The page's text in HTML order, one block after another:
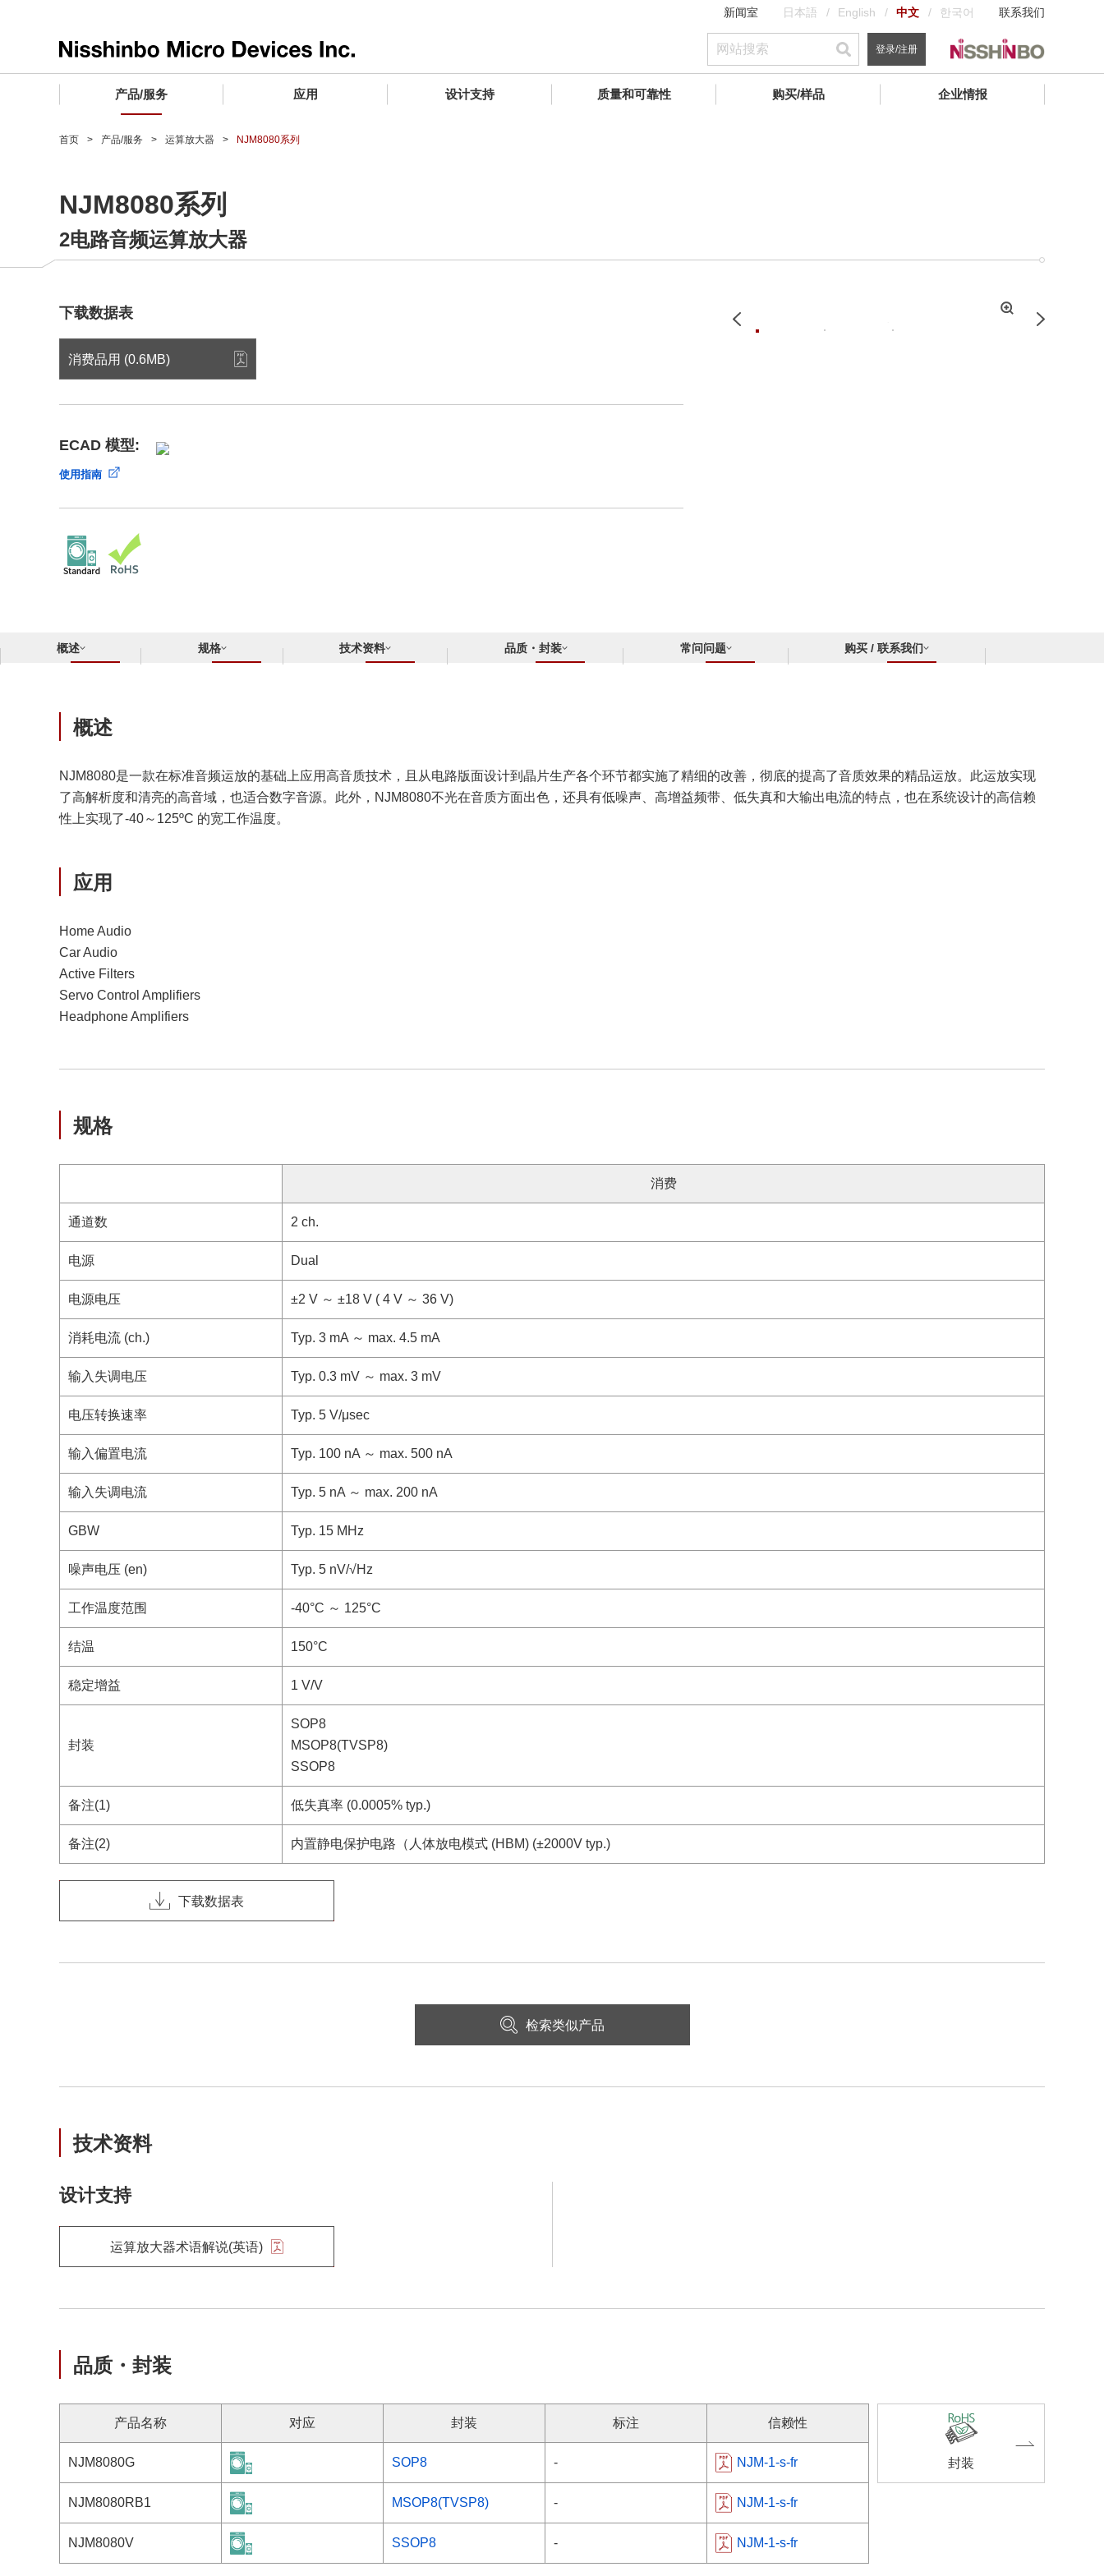
新闻室 日本語 English 中文 한국어 联系我们
登录/注册
产品/服务
微波产品
晶圆代工服务
应用
车载用IC
工业设备用IC
微波产品
设计支持
微波产品
寻找交叉参考产品
质量和可靠性
电子器件
微波产品
购买/样品
微波产品
企业情报
企业理念
公司简介
业务地点
CSR活动 (日本)
合规举报中心
了解⽇清纺微电⼦株式会社
首页 产品/服务 运算放大器 NJM8080系列
NJM8080系列
2电路音频运算放大器
下载数据表
消费品用 (0.6MB)
ECAD 模型:
使用指南
Previous Next
拡
概述 规格 技术资料 品质・封装 常问问题 购买 / 联系我们
概述
NJM8080是一款在标准音频运放的基础上应用高音质技术，且从电路版面设计到晶片生产各个环节都实施了精细的改善，彻底的提高了音质效果的精品运放。此运放实现
了高解析度和清亮的高音域，也适合数字音源。此外，NJM8080不光在音质方面出色，还具有低噪声、高增益频带、低失真和大输出电流的特点，也在系统设计的高信赖
性上实现了-40～125ºC 的宽工作温度。
应用
Home Audio
Car Audio
Active Filters
Servo Control Amplifiers
Headphone Amplifiers
规格
消费
通道数 2 ch.
电源 Dual
电源电压 ±2 V ～ ±18 V ( 4 V ～ 36 V)
消耗电流 (ch.) Typ. 3 mA ～ max. 4.5 mA
输入失调电压 Typ. 0.3 mV ～ max. 3 mV
电压转换速率 Typ. 5 V/μsec
输入偏置电流 Typ. 100 nA ～ max. 500 nA
输入失调电流 Typ. 5 nA ～ max. 200 nA
GBW Typ. 15 MHz
噪声电压 (en) Typ. 5 nV/√Hz
工作温度范围 -40°C ～ 125°C
结温 150°C
稳定增益 1 V/V
封装
SOP8
MSOP8(TVSP8)
SSOP8
备注(1) 低失真率 (0.0005% typ.)
备注(2) 内置静电保护电路（人体放电模式 (HBM) (±2000V typ.)
下载数据表
检索类似产品
技术资料
设计支持
运算放大器术语解说(英语)
品质・封装
产品名称 对应 封装 标注 信赖性
NJM8080G SOP8 - NJM-1-s-fr
NJM8080RB1 MSOP8(TVSP8) - NJM-1-s-fr
NJM8080V SSOP8 - NJM-1-s-fr
封装